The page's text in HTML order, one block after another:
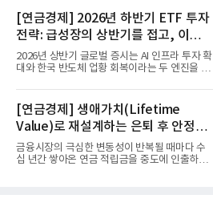
[연금경제] 2026년 하반기 ETF 투자
전략: 급성장의 상반기를 접고, 이제
'실적'이 가르는 하반기를 맞다
2026년 상반기 글로벌 증시는 AI 인프라 투자 확
대와 한국 반도체 업황 회복이라는 두 엔진을 달
[연금경제] 생애가치(Lifetime
Value)로 재설계하는 은퇴 후 안정적
생활보장과 평생소득 전략
금융시장의 극심한 변동성이 반복될 때마다 수
십 년간 쌓아온 연금 적립금을 중도에 인출하거